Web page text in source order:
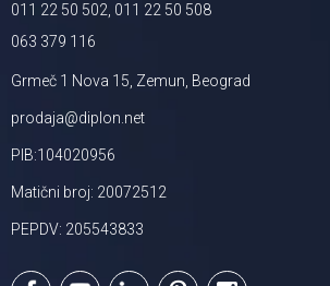
011 22 50 502, 011 22 50 508
063 379 116
Grmeč 1 Nova 15, Zemun, Beograd
prodaja@diplon.net
PIB:104020956
Matični broj: 20072512
PEPDV: 205543833